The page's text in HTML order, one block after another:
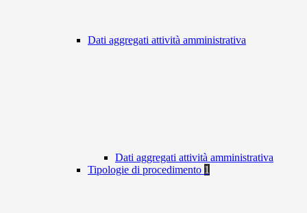
Dati aggregati attività amministrativa
Dati aggregati attività amministrativa
Tipologie di procedimento 1